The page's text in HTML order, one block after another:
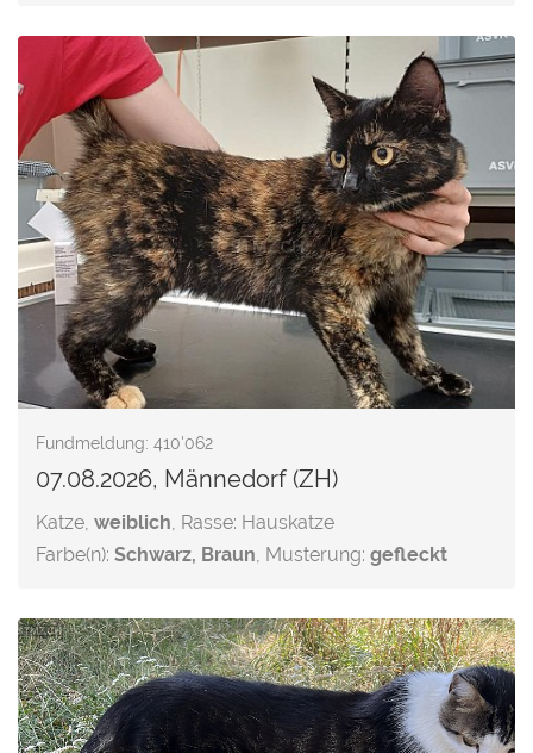
Fundmeldung: 410'062
07.08.2026, Männedorf (ZH)
Katze, weiblich, Rasse: Hauskatze
Farbe(n): Schwarz, Braun, Musterung: gefleckt